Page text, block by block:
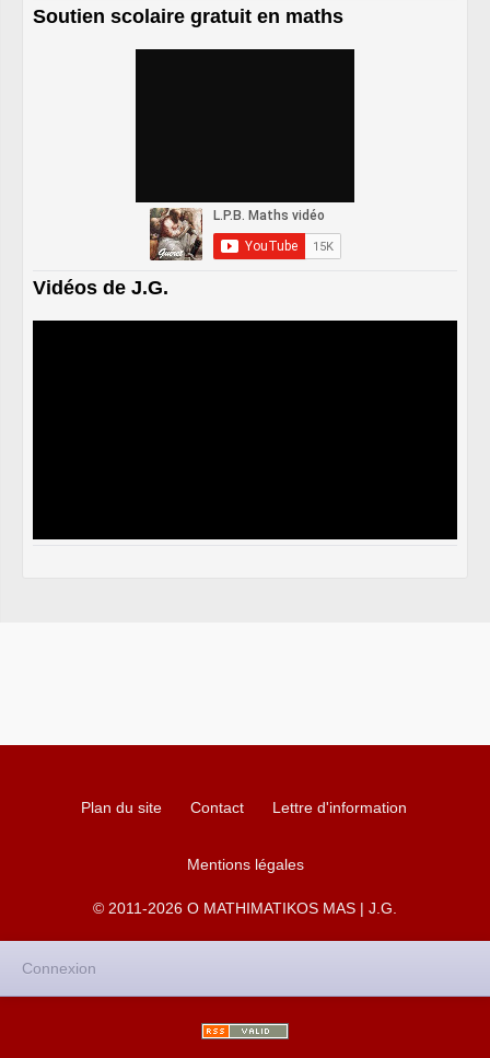
Soutien scolaire gratuit en maths
Vidéos de J.G.
Plan du site Contact Lettre d'information
Mentions légales
© 2011-2026 O MATHIMATIKOS MAS | J.G.
Connexion